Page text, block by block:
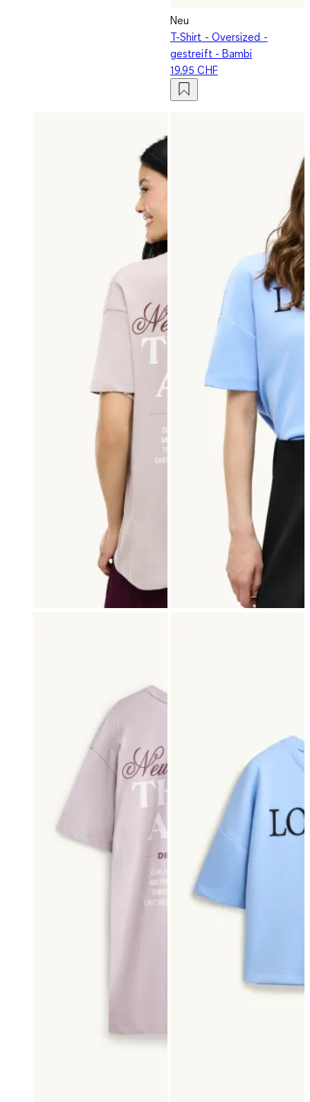
Neu
T-Shirt - Oversized -
gestreift - Bambi
19.95 CHF